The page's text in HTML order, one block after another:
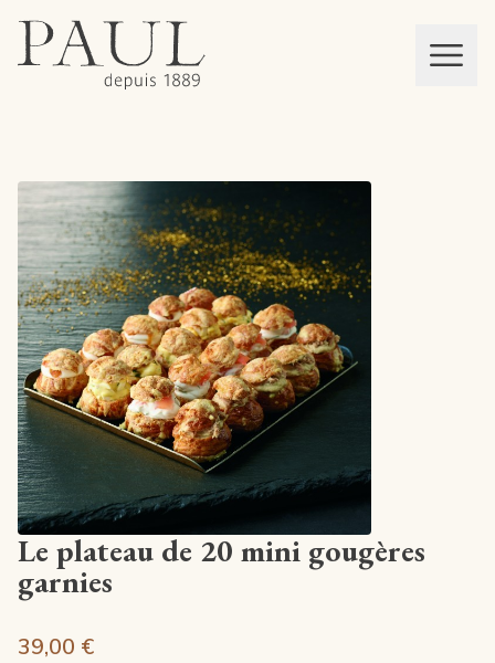
Mon panier
Le plateau de 20 mini gougères
garnies
39,00 €